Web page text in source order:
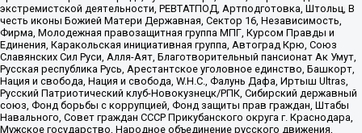
экстремистской деятельности, РЕВТАТПОД, Артподготовка, Штольц, В
честь иконы Божией Матери Державная, Сектор 16, Независимость,
Фирма, Молодежная правозащитная группа МПГ, Курсом Правды и
Единения, Каракольская инициативная группа, Автоград Крю, Союз
Славянских Сил Руси, Алля-Аят, Благотворительный пансионат Ак Умут,
Русская республика Русь, Арестантское уголовное единство, Башкорт,
Нация и свобода, Нация и свобода, W.H.С., Фалунь Дафа, Иртыш Ultras,
Русский Патриотический клуб-Новокузнецк/РПК, Сибирский державный
союз, Фонд борьбы с коррупцией, Фонд защиты прав граждан, Штабы
Навального, Совет граждан СССР Прикубанского округа г. Краснодара,
Мужское государство, Народное объединение русского движения,